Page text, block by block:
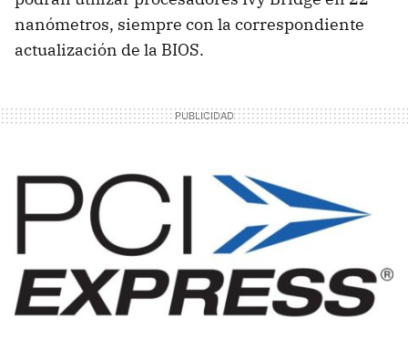
nanómetros, siempre con la correspondiente
actualización de la BIOS.